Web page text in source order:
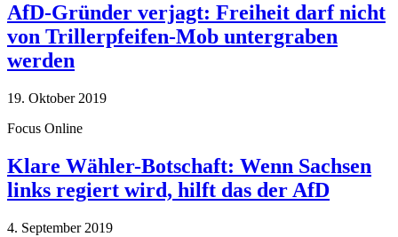
AfD-Gründer verjagt: Freiheit darf nicht
von Trillerpfeifen-Mob untergraben
werden
19. Oktober 2019
Focus Online
Klare Wähler-Botschaft: Wenn Sachsen
links regiert wird, hilft das der AfD
4. September 2019